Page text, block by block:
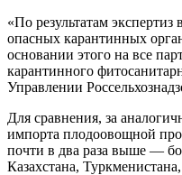
«По результатам
опасных карантинных
основании этого на все
карантинного
Управлении
Для сравнения, за
импорта плодоовощной
почти в два раза выше —
Казахстана,